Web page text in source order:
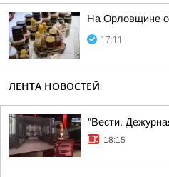
На Орловщине
17:11
ЛЕНТА НОВОСТЕЙ
"Вести.
18:15